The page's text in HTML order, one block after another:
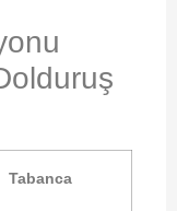
Tabanca